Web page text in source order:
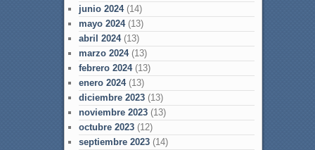
junio 2024(14)
mayo 2024(13)
abril 2024(13)
marzo 2024(13)
febrero 2024(13)
enero 2024(13)
diciembre 2023(13)
noviembre 2023(13)
octubre 2023(12)
septiembre 2023(14)